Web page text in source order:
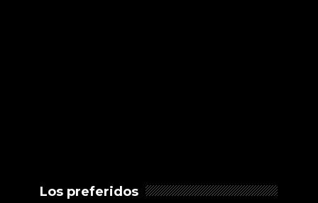
Los preferidos